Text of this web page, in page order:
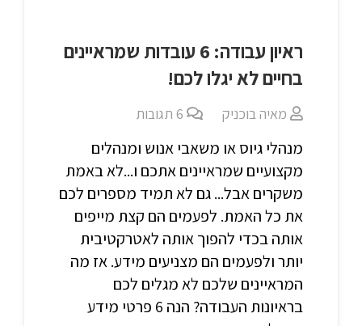
ראיון עבודה: 6 עובדות שמראיינים
בחיים לא יגלו לכם!
מאיה בוכניק 6 תגובות
מנהלי גיוס או משאבי אנוש ומנהלים
מקצועיים שמראיינים אתכם ו...לא באמת
משקרים אבל... גם לא תמיד מספרים לכם
את כל האמת. לפעמים הם קצת מייפים
אותה בכדי להפוך אותה לאטרקטיבית
יותר ולפעמים הם מצניעים מידע. אז מה
המראיינים שלכם לא מגלים לכם
בראיונות העבודה? הנה 6 פרטי מידע